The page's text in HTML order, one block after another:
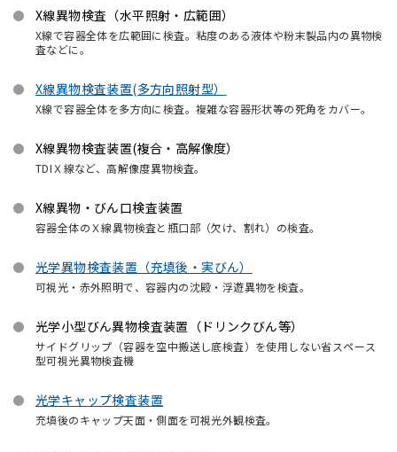
X線異物検査（水平照射・広範囲）
X線で容器全体を広範囲に検査。粘度のある液体や粉末製品内の異物検
査などに。
X線異物検査装置(多方向照射型）
X線で容器全体を多方向に検査。複雑な容器形状等の死角をカバー。
X線異物検査装置(複合・高解像度）
TDIＸ線など、高解像度異物検査。
X線異物・びん口検査装置
容器全体のＸ線異物検査と瓶口部（欠け、割れ）の検査。
光学異物検査装置（充填後・実びん）
可視光・赤外照明で、容器内の沈殿・浮遊異物を検査。
光学小型びん異物検査装置（ドリンクびん等）
サイドグリップ（容器を空中搬送し底検査）を使用しない省スペース
型可視光異物検査機
光学キャップ検査装置
充填後のキャップ天面・側面を可視光外観検査。